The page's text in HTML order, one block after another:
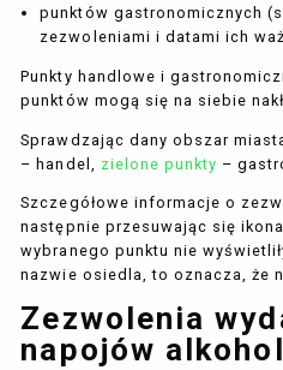
punktów gastronomicznych
zezwoleniami i datami ich
Punkty handlowe i
punktów mogą się na siebie
Sprawdzając dany obszar
– handel, zielone punkty –
Szczegółowe informacje o
następnie przesuwając się
wybranego punktu nie
nazwie osiedla, to oznacza, że
Zezwolenia
napojów